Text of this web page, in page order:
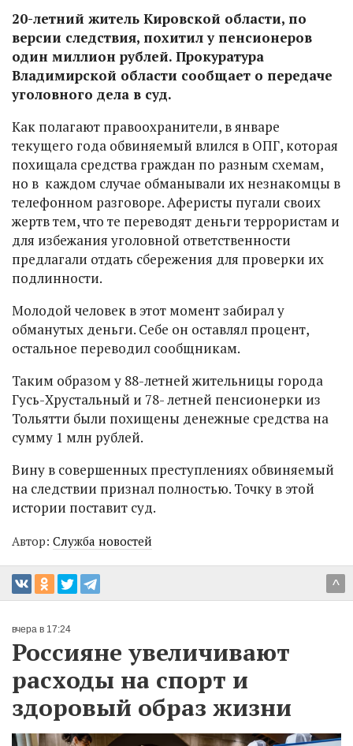
20-летний житель Кировской области, по
версии следствия, похитил у пенсионеров
один миллион рублей. Прокуратура
Владимирской области сообщает о передаче
уголовного дела в суд.
Как полагают правоохранители, в январе
текущего года обвиняемый влился в ОПГ, которая
похищала средства граждан по разным схемам,
но в каждом случае обманывали их незнакомцы в
телефонном разговоре. Аферисты пугали своих
жертв тем, что те переводят деньги террористам и
для избежания уголовной ответственности
предлагали отдать сбережения для проверки их
подлинности.
Молодой человек в этот момент забирал у
обманутых деньги. Себе он оставлял процент,
остальное переводил сообщникам.
Таким образом у 88-летней жительницы города
Гусь-Хрустальный и 78- летней пенсионерки из
Тольятти были похищены денежные средства на
сумму 1 млн рублей.
Вину в совершенных преступлениях обвиняемый
на следствии признал полностью. Точку в этой
истории поставит суд.
Автор: Служба новостей
^
вчера в 17:24
Россияне увеличивают
расходы на спорт и
здоровый образ жизни